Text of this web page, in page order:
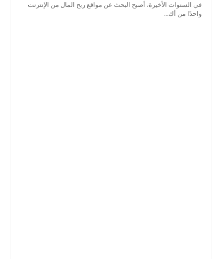
في السنوات الأخيرة، أصبح البحث عن مواقع ربح المال من الإنترنت
واحدًا من أك...